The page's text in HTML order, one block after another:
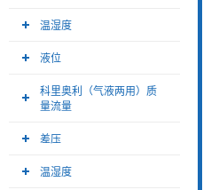
温湿度
液位
科里奥利（气液两用）质
量流量
差压
温湿度